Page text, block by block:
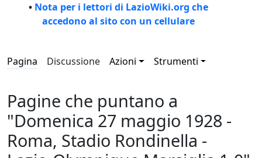
• Nota per i lettori di LazioWiki.org che
accedono al sito con un cellulare
Pagina Discussione Azioni Strumenti
Pagine che puntano a
"Domenica 27 maggio 1928 -
Roma, Stadio Rondinella -